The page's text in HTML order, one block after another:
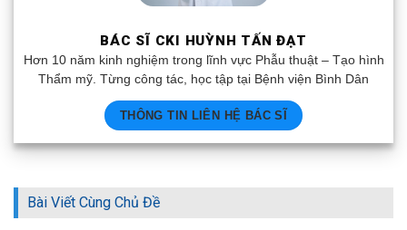
BÁC SĨ CKI HUỲNH TẤN ĐẠT
Hơn 10 năm kinh nghiệm trong lĩnh vực Phẫu thuật – Tạo hình
Thẩm mỹ. Từng công tác, học tập tại Bệnh viện Bình Dân
THÔNG TIN LIÊN HỆ BÁC SĨ
Bài Viết Cùng Chủ Đề